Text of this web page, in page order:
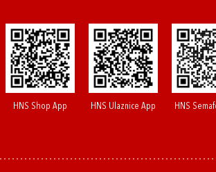
HNS Shop App HNS Ulaznice App HNS